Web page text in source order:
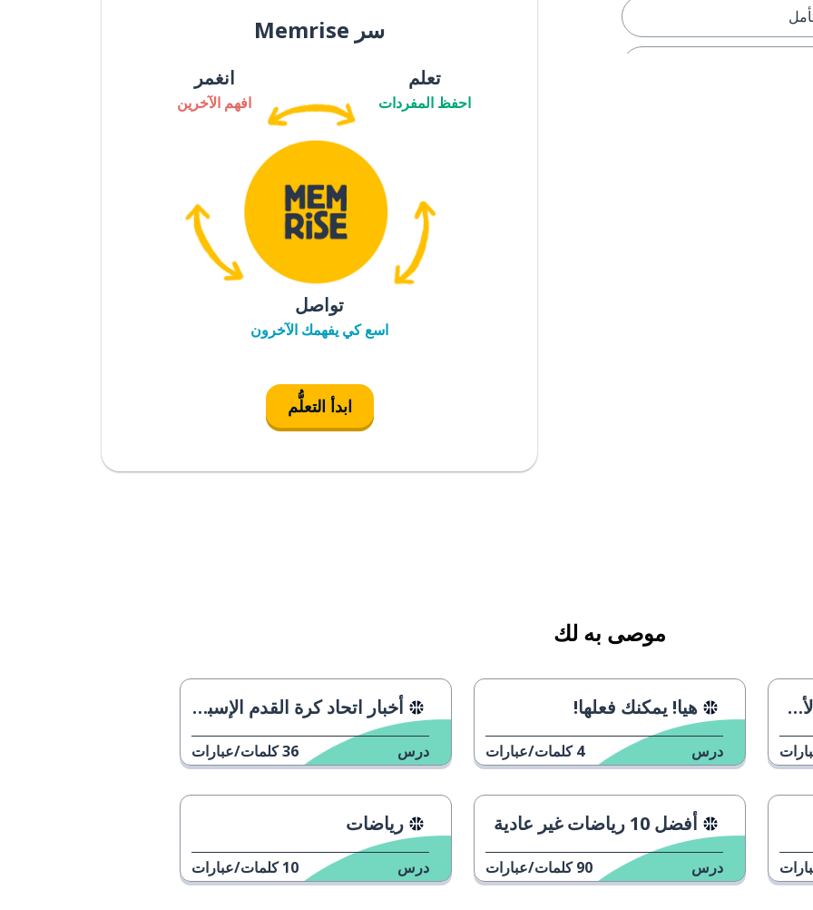
سر Memrise
تعلم
احفظ المفردات
انغمر
افهم الآخرين
تواصل
اسع كي يفهمك الآخرون
ابدأ التعلُّم
موصى به لك
هيا! يمكنك فعلها!
درس 4 كلمات/عبارات
أخبار اتحاد كرة القدم الإسباني
درس 36كلمات/عبارات
أفضل 10 رياضات غير عادية
درس 90 كلمات/عبارات
رياضات
درس 10 كلمات/عبارات